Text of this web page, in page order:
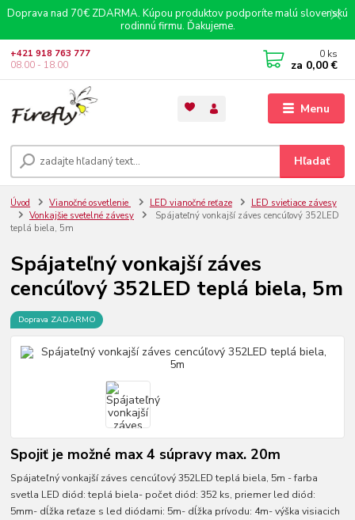
Doprava nad 70€ ZDARMA. Kúpou produktov podporíte malú slovenskú
rodinnú firmu. Ďakujeme.
Menu
Hľadať
+421 918 763 777
08.00 - 18.00
0 ks
za 0,00 €
Úvod Vianočné osvetlenie LED vianočné reťaze
LED svietiace závesy
Vonkajšie svetelné závesy
Spájateľný vonkajší záves cencúľový 352LED
teplá biela, 5m
Spájateľný vonkajší záves
cencúľový 352LED teplá biela, 5m
Doprava ZADARMO
Spojiť je možné max 4 súpravy max. 20m
Spájateľný vonkajší záves cencúľový 352LED teplá biela, 5m - farba
svetla LED diód: teplá biela- počet diód: 352 ks, priemer led diód:
5mm- dĺžka reťaze s led diódami: 5m- dĺžka prívodu: 4m- výška visiacich